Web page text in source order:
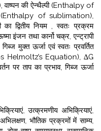
वाष्पन की ऐन्थैल्पी (Enthalpy of
(Enthalpy of sublimation),
द्वितीय नियम ,स्वतः प्रक्रम
इंजन तथा कार्नो चक्र, एन्ट्रापी
मुक्त ऊर्जा एवं स्वतः प्रवर्तित
Helmoltz’s Equation), ∆G
पर ताप का प्रभाव, गिब्ज ऊर्जा
उत्क्रमणीय अभिक्रियाएं,
भौतिक प्रक्रमों में साम्य,